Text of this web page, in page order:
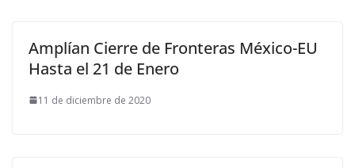
Amplían Cierre de Fronteras México-EU
Hasta el 21 de Enero
11 de diciembre de 2020